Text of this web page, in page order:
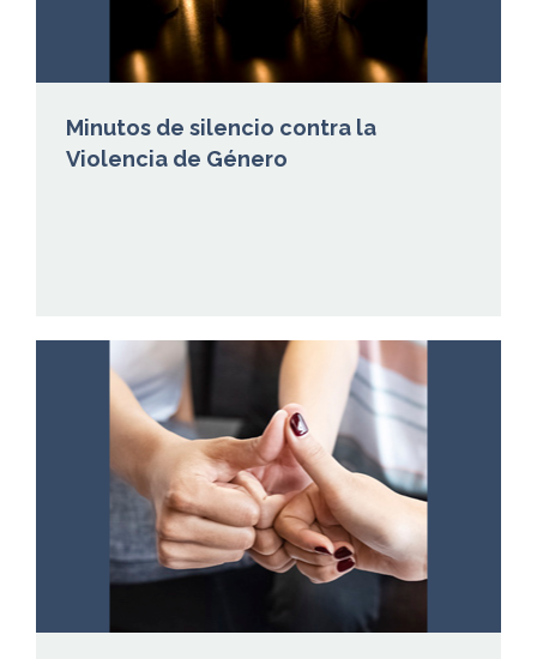
Minutos de silencio contra la
Violencia de Género